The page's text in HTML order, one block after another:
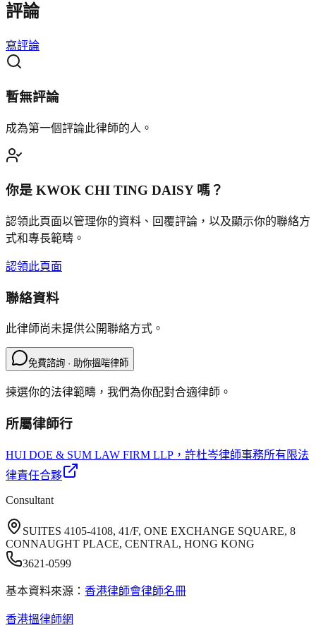
評論
寫評論
暫無評論
成為第一個評論此律師的人。
你是 KWOK CHI TING DAISY嗎？
認領此頁面以管理你的資料、回覆評論，以及顯示你的聯絡方
式和專長範疇。
認領此頁面
聯絡資料
此律師尚未提供公開聯絡方式。
免費諮詢 · 助你搵啱律師
揀選你的法律範疇，我們為你配對合適律師。
所屬律師行
HUI DOE & SUM LAW FIRM LLP ，許杜岑律師事務所有限法
律責任合夥
Consultant
SUITES 4105-4108, 41/F, ONE EXCHANGE SQUARE, 8
CONNAUGHT PLACE, CENTRAL, HONG KONG
3621-0599
基本資料來源： 香港律師會律師名冊
香港搵律師網